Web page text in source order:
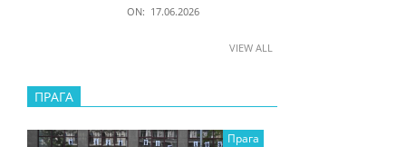
ON: 17.06.2026
VIEW ALL
ПРАГА
Прага